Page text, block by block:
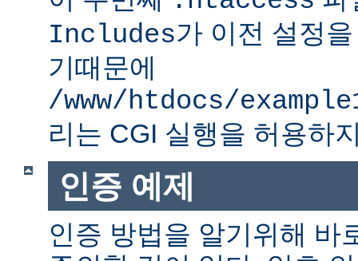
Includes가 이전 설정
기때문에
/www/htdocs/
리는 CGI 실행을 허용하
인증 예제
인증 방법을 알기위해 바